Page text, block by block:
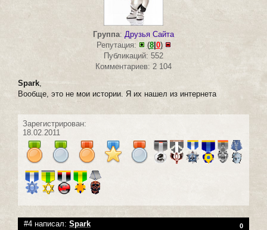
Группа: Друзья Сайта
Репутация:
(8| 0)
Публикаций: 552
Комментариев: 2 104
Spark
Вообще, это не мои истории. Я их нашел из интернета
Зарегистрирован:
18.02.2011
#4 написал: Spark 0